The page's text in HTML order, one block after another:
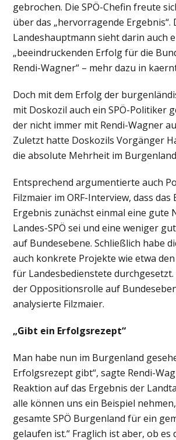
gebrochen. Die SPÖ-Chefin freute
über das „hervorragende
Landeshauptmann sieht darin auch
„beeindruckenden Erfolg für die
Rendi-Wagner“ – mehr dazu in
Doch mit dem Erfolg der
mit Doskozil auch ein SPÖ-Politiker
der nicht immer mit Rendi-Wagner
Zuletzt hatte Doskozils Vorgänger
die absolute Mehrheit im
Entsprechend argumentierte auch
Filzmaier im ORF-Interview, dass
Ergebnis zunächst einmal eine gute
Landes-SPÖ sei und eine weniger
auf Bundesebene. Schließlich habe
auch konkrete Projekte wie etwa
für Landesbedienstete durchgesetzt.
der Oppositionsrolle auf
analysierte Filzmaier.
„Gibt ein Erfolgsrezept“
Man habe nun im Burgenland
Erfolgsrezept gibt“, sagte Rendi-
Reaktion auf das Ergebnis der
alle können uns ein Beispiel
gesamte SPÖ Burgenland für ein
gelaufen ist.“ Fraglich ist aber, ob es